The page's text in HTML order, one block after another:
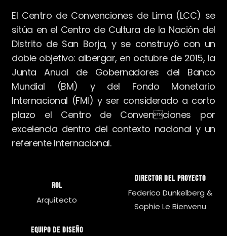
El Centro de Convenciones de Lima (LCC) se
sitúa en el Centro de Cultura de la Nación del
Distrito de San Borja, y se construyó con un
doble objetivo: albergar, en octubre de 2015, la
Junta Anual de Gobernadores del Banco
Mundial (BM) y del Fondo Monetario
Internacional (FMI) y ser considerado a corto
plazo el Centro de Convenciones por
excelencia dentro del contexto nacional y un
referente Internacional.
Rol
Arquitecto
Director del proyecto
Federico Dunkelberg &
Sophie Le Bienvenu
Equipo de diseño